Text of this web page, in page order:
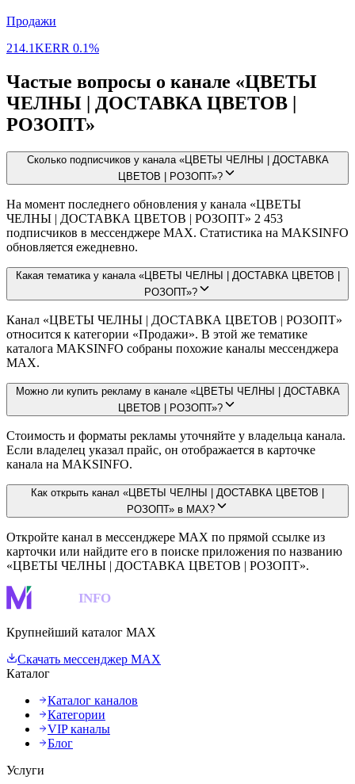
Продажи
214.1KERR 0.1%
Частые вопросы о канале «ЦВЕТЫ
ЧЕЛНЫ | ДОСТАВКА ЦВЕТОВ |
РОЗОПТ»
Сколько подписчиков у канала «ЦВЕТЫ ЧЕЛНЫ | ДОСТАВКА
ЦВЕТОВ | РОЗОПТ»?
На момент последнего обновления у канала «ЦВЕТЫ
ЧЕЛНЫ | ДОСТАВКА ЦВЕТОВ | РОЗОПТ» 2 453
подписчиков в мессенджере MAX. Статистика на MAKSINFO
обновляется ежедневно.
Какая тематика у канала «ЦВЕТЫ ЧЕЛНЫ | ДОСТАВКА ЦВЕТОВ |
РОЗОПТ»?
Канал «ЦВЕТЫ ЧЕЛНЫ | ДОСТАВКА ЦВЕТОВ | РОЗОПТ»
относится к категории «Продажи». В этой же тематике
каталога MAKSINFO собраны похожие каналы мессенджера
MAX.
Можно ли купить рекламу в канале «ЦВЕТЫ ЧЕЛНЫ | ДОСТАВКА
ЦВЕТОВ | РОЗОПТ»?
Стоимость и форматы рекламы уточняйте у владельца канала.
Если владелец указал прайс, он отображается в карточке
канала на MAKSINFO.
Как открыть канал «ЦВЕТЫ ЧЕЛНЫ | ДОСТАВКА ЦВЕТОВ |
РОЗОПТ» в MAX?
Откройте канал в мессенджере MAX по прямой ссылке из
карточки или найдите его в поиске приложения по названию
«ЦВЕТЫ ЧЕЛНЫ | ДОСТАВКА ЦВЕТОВ | РОЗОПТ».
INFO
Крупнейший каталог MAX
Скачать мессенджер MAX
Каталог
Каталог каналов
Категории
VIP каналы
Блог
Услуги